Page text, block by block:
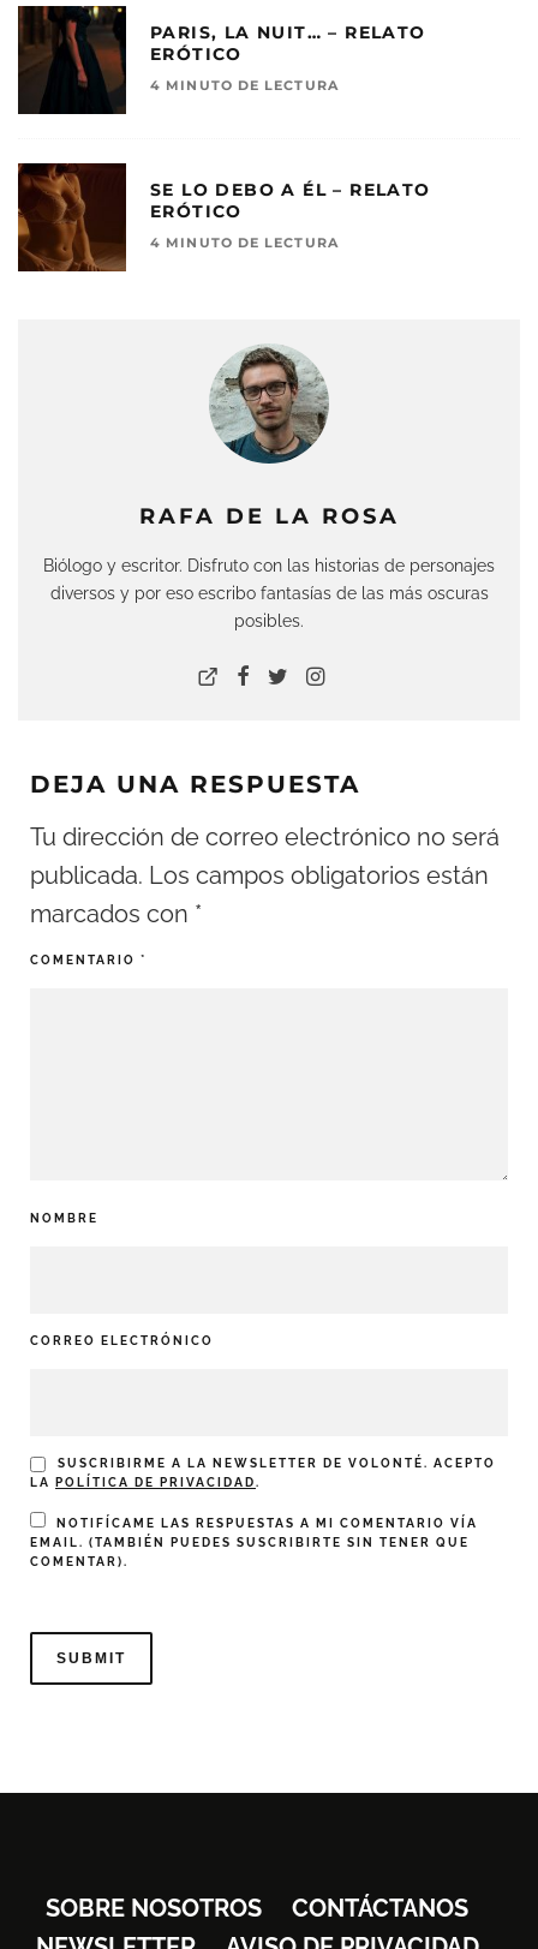
RAFA DE LA ROSA
Biólogo y escritor. Disfruto con las historias de personajes
diversos y por eso escribo fantasías de las más oscuras
posibles.
PARIS, LA NUIT… – RELATO
ERÓTICO
4 MINUTO DE LECTURA
SE LO DEBO A ÉL – RELATO
ERÓTICO
4 MINUTO DE LECTURA
DEJA UNA RESPUESTA
Tu dirección de correo electrónico no será
publicada. Los campos obligatorios están
marcados con *
COMENTARIO *
NOMBRE
CORREO ELECTRÓNICO
SUSCRIBIRME A LA NEWSLETTER DE VOLONTÉ. ACEPTO
LA
POLÍTICA DE PRIVACIDAD.
NOTIFÍCAME LAS RESPUESTAS A MI COMENTARIO VÍA
EMAIL. (TAMBIÉN PUEDES SUSCRIBIRTE SIN TENER QUE
COMENTAR).
SOBRE NOSOTROS
CONTÁCTANOS